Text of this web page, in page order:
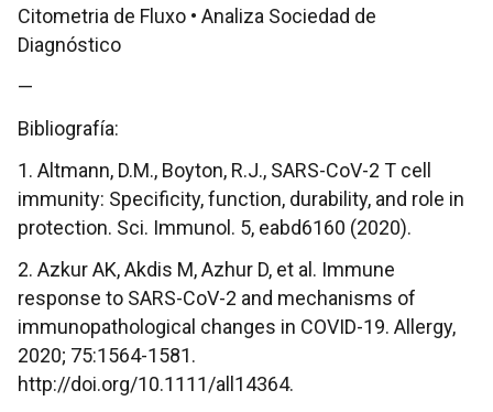
Citometria de Fluxo • Analiza Sociedad de
Diagnóstico
—
Bibliografía:
1. Altmann, D.M., Boyton, R.J., SARS-CoV-2 T cell
immunity: Specificity, function, durability, and role in
protection. Sci. Immunol. 5, eabd6160 (2020).
2. Azkur AK, Akdis M, Azhur D, et al. Immune
response to SARS-CoV-2 and mechanisms of
immunopathological changes in COVID-19. Allergy,
2020; 75:1564-1581.
http://doi.org/10.1111/all14364.